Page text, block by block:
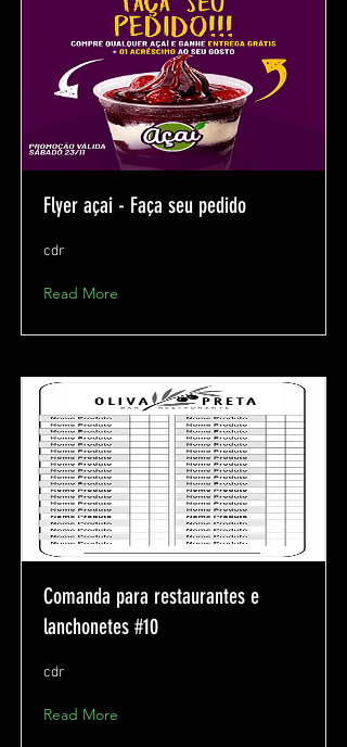
Flyer açai - Faça seu pedido
cdr
Read More
Comanda para restaurantes e
lanchonetes #10
cdr
Read More